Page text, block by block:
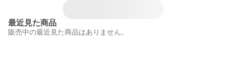
最近見た商品
販売中の最近見た商品はありません。